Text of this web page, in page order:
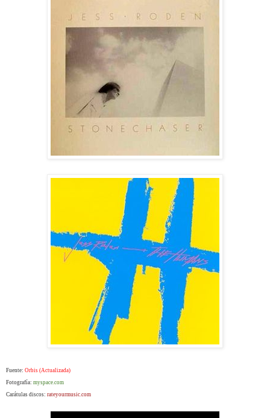
Fuente: Orbis (Actualizada)
Fotografía: myspace.com
Carátulas discos: rateyourmusic.com